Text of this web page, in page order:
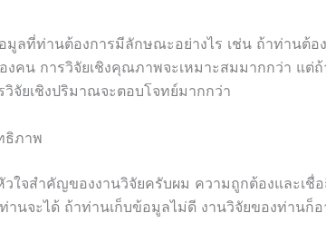
มูลที่ท่านต้องการมีลักษณะอย่างไร เช่น ถ้าท่านต้อ
งคน การวิจัยเชิงคุณภาพจะเหมาะสมมากกว่า แต่
จัยเชิงปริมาณจะตอบโจทย์มากกว่า
ธิภาพ
ใจสำคัญของงานวิจัยครับผม ความถูกต้องและเชื่
นจะได้ ถ้าท่านเก็บข้อมูลไม่ดี งานวิจัยของท่านก็อ